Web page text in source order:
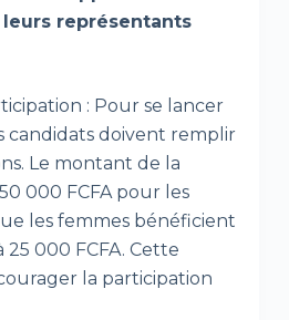
représentants
: Pour se lancer
candidats doivent remplir
Le montant de la
000 FCFA pour les
les femmes bénéficient
000 FCFA. Cette
la participation